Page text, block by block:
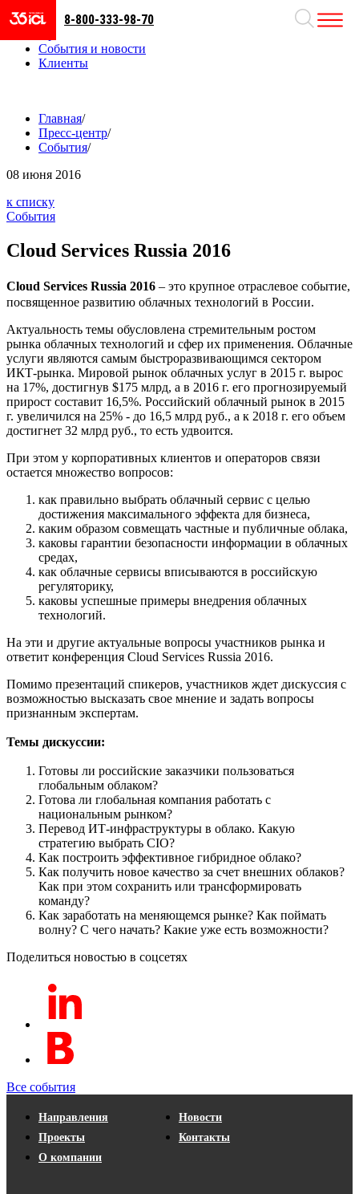
Направления
События и новости
Клиенты
8-800-333-98-70
Главная/
Пресс-центр/
События/
08 июня 2016
к списку
События
Cloud Services Russia 2016
Cloud Services Russia 2016 – это крупное отраслевое событие,
посвященное развитию облачных технологий в России.
Актуальность темы обусловлена стремительным ростом
рынка облачных технологий и сфер их применения. Облачные
услуги являются самым быстроразвивающимся сектором
ИКТ-рынка. Мировой рынок облачных услуг в 2015 г. вырос
на 17%, достигнув $175 млрд, а в 2016 г. его прогнозируемый
прирост составит 16,5%. Российский облачный рынок в 2015
г. увеличился на 25% - до 16,5 млрд руб., а к 2018 г. его объем
достигнет 32 млрд руб., то есть удвоится.
При этом у корпоративных клиентов и операторов связи
остается множество вопросов:
как правильно выбрать облачный сервис с целью
достижения максимального эффекта для бизнеса,
каким образом совмещать частные и публичные облака,
каковы гарантии безопасности информации в облачных
средах,
как облачные сервисы вписываются в российскую
регуляторику,
каковы успешные примеры внедрения облачных
технологий.
На эти и другие актуальные вопросы участников рынка и
ответит конференция Cloud Services Russia 2016.
Помимо презентаций спикеров, участников ждет дискуссия с
возможностью высказать свое мнение и задать вопросы
признанным экспертам.
Темы дискуссии:
Готовы ли российские заказчики пользоваться
глобальным облаком?
Готова ли глобальная компания работать с
национальным рынком?
Перевод ИТ-инфраструктуры в облако. Какую
стратегию выбрать CIO?
Как построить эффективное гибридное облако?
Как получить новое качество за счет внешних облаков?
Как при этом сохранить или трансформировать
команду?
Как заработать на меняющемся рынке? Как поймать
волну? С чего начать? Какие уже есть возможности?
Поделиться новостью в соцсетях
Все события
Направления
Проекты
О компании
Новости
Контакты